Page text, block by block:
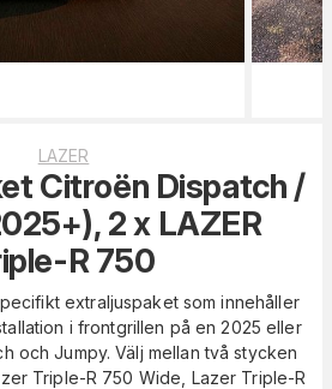
LAZER
Citroën Dispatch /
2 x LAZER
R 750
extraljuspaket som innehåller
i frontgrillen på en 2025 eller
och Jumpy. Välj mellan två stycken
Triple-R 750 Wide, Lazer Triple-R